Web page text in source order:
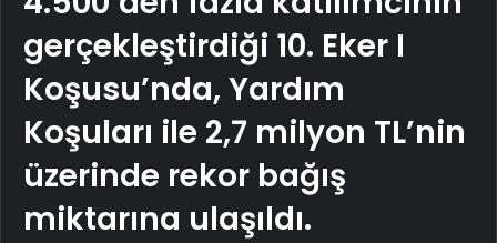
gerçekleştirdiği 10. Eker I
Koşusu’nda, Yardım
Koşuları ile 2,7 milyon TL’nin
üzerinde rekor bağış
miktarına ulaşıldı.